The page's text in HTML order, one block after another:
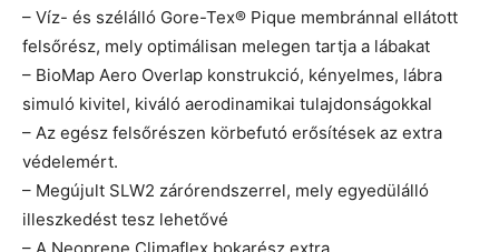
– Víz- és szélálló Gore-Tex® Pique membránnal ellátott
felsőrész, mely optimálisan melegen tartja a lábakat
– BioMap Aero Overlap konstrukció, kényelmes, lábra
simuló kivitel, kiváló aerodinamikai tulajdonságokkal
– Az egész felsőrészen körbefutó erősítések az extra
védelemért.
– Megújult SLW2 zárórendszerrel, mely egyedülálló
illeszkedést tesz lehetővé
– A Neoprene Climaflex bokarész extra